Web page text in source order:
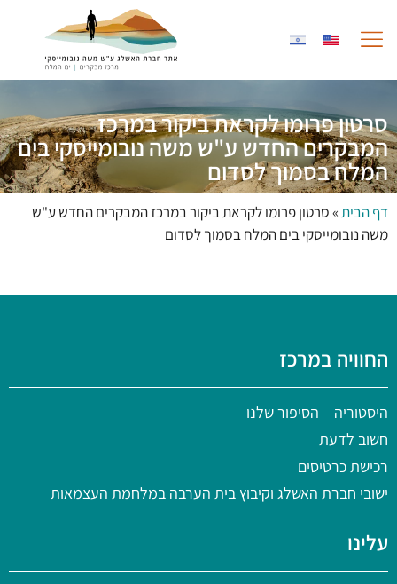
סרטון פרומו לקראת ביקור במרכז
המבקרים החדש ע"ש משה נובומייסקי בים
המלח בסמוך לסדום
דף הבית»סרטון פרומו לקראת ביקור במרכז המבקרים החדש ע"ש
משה נובומייסקי בים המלח בסמוך לסדום
החוויה במרכז
היסטוריה – הסיפור שלנו
חשוב לדעת
רכישת כרטיסים
ישובי חברת האשלג וקיבוץ בית הערבה במלחמת העצמאות
עלינו